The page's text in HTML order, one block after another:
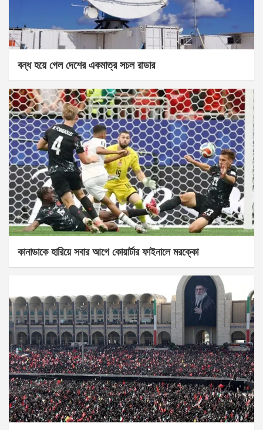
বন্ধ হয়ে গেল দেশের একমাত্র সচল রাডার
কানাডাকে হারিয়ে সবার আগে কোয়ার্টার ফাইনালে মরক্কো